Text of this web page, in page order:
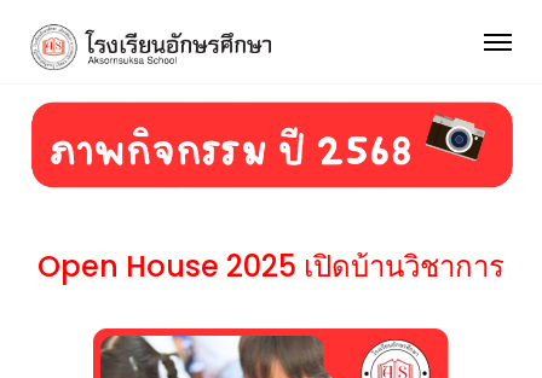
Open House 2025 เปิดบ้านวิชาการ